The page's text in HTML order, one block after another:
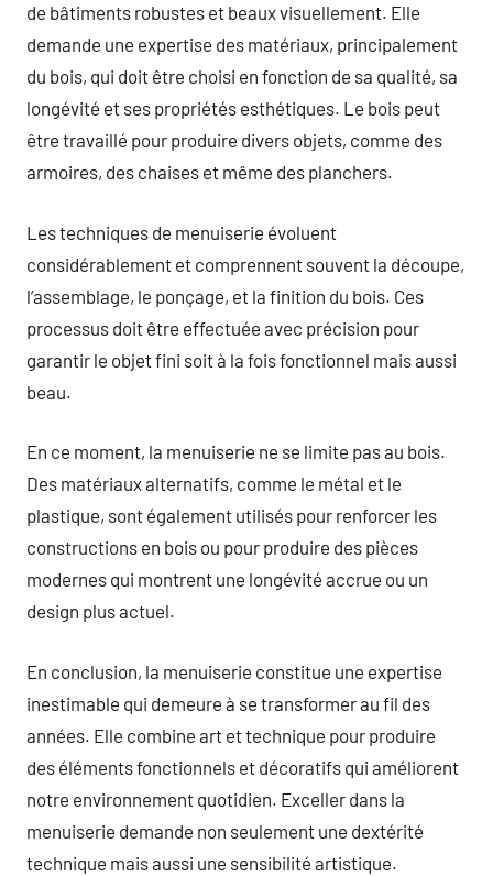
de bâtiments robustes et beaux visuellement. Elle
demande une expertise des matériaux, principalement
du bois, qui doit être choisi en fonction de sa qualité, sa
longévité et ses propriétés esthétiques. Le bois peut
être travaillé pour produire divers objets, comme des
armoires, des chaises et même des planchers.
Les techniques de menuiserie évoluent
considérablement et comprennent souvent la découpe,
l’assemblage, le ponçage, et la finition du bois. Ces
processus doit être effectuée avec précision pour
garantir le objet fini soit à la fois fonctionnel mais aussi
beau.
En ce moment, la menuiserie ne se limite pas au bois.
Des matériaux alternatifs, comme le métal et le
plastique, sont également utilisés pour renforcer les
constructions en bois ou pour produire des pièces
modernes qui montrent une longévité accrue ou un
design plus actuel.
En conclusion, la menuiserie constitue une expertise
inestimable qui demeure à se transformer au fil des
années. Elle combine art et technique pour produire
des éléments fonctionnels et décoratifs qui améliorent
notre environnement quotidien. Exceller dans la
menuiserie demande non seulement une dextérité
technique mais aussi une sensibilité artistique.